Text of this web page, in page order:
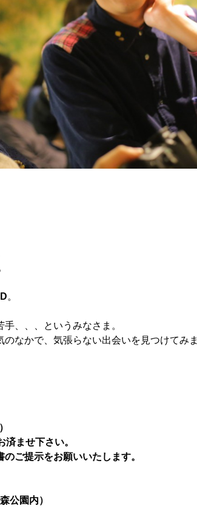
。
、、、というみなさま。
なかで、気張らない出会いを見つけてみ
ませ下さい。
ご提示をお願いいたします。
公園内）